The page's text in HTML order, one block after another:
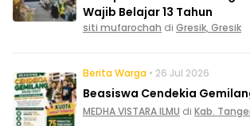
Wajib Belajar 13 Tahun
siti mufarochah di Gresik, Gresik
Berita Warga • 26 Jul 2026
Beasiswa Cendekia
MEDHA VISTARA ILMU di Kab.